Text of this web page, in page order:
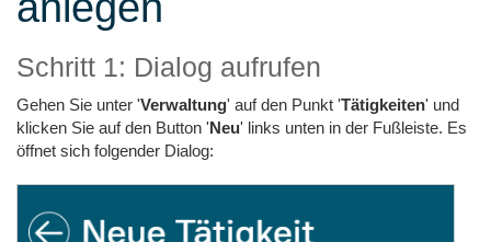
Schritt 1: Dialog aufrufen
Gehen Sie unter 'Verwaltung' auf den Punkt 'Tätigkeiten' und
klicken Sie auf den Button 'Neu' links unten in der Fußleiste. Es
öffnet sich folgender Dialog: